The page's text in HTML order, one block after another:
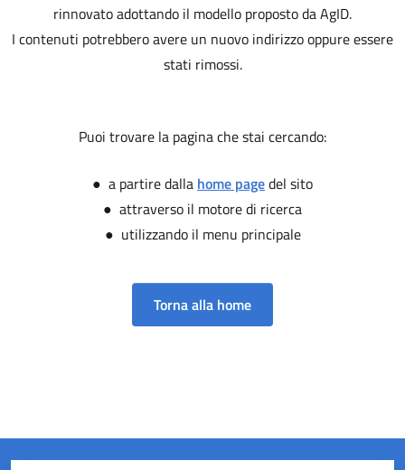
rinnovato adottando il modello proposto da AgID.
I contenuti potrebbero avere un nuovo indirizzo oppure essere
stati rimossi.
Puoi trovare la pagina che stai cercando:
● a partire dalla home pagedel sito
● attraverso il motore di ricerca
● utilizzando il menu principale
Torna alla home